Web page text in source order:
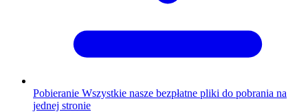
Pobieranie Wszystkie nasze bezpłatne pliki do pobrania na
jednej stronie